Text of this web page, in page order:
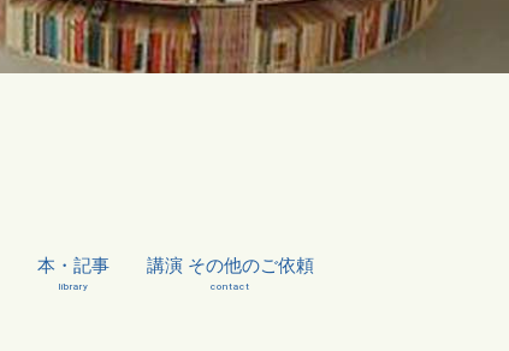
本・記事
library
講演 その他のご依頼
contact